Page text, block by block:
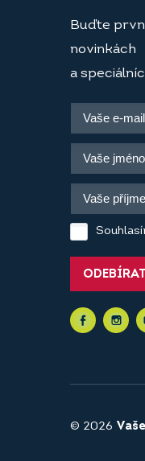
Buďte
novinkách
a
ODEBÍRAT
© 2026